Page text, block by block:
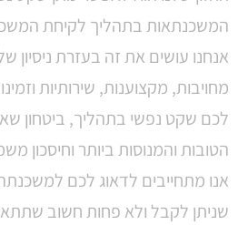
המשכנתאות בתהליך לקיחת
אנחנו עושים את זה בעזרת ניסיון
מחויבות, מקצוענות, שירותיות
לכם שקט נפשי בתהליך, ביטחון
הטובות והמנוסות ביותר וחיסכון
אנו מתחייבים לדאוג לכם
שניתן לקבל ולא פחות חשוב